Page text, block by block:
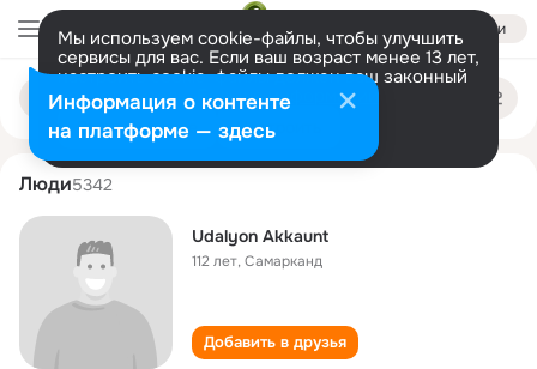
Войти
Мы используем cookie-файлы, чтобы улучшить
сервисы для вас. Если ваш возраст менее 13 лет,
настроить cookie-файлы должен ваш законный
представитель. Больше информации
Разрешить все Настроить
Поиск
людям
akkaunt udalen
Люди5342
Udalyon Akkaunt
112 лет,Самарканд
Добавить в друзья
Информация о контенте
на платформе — здесь